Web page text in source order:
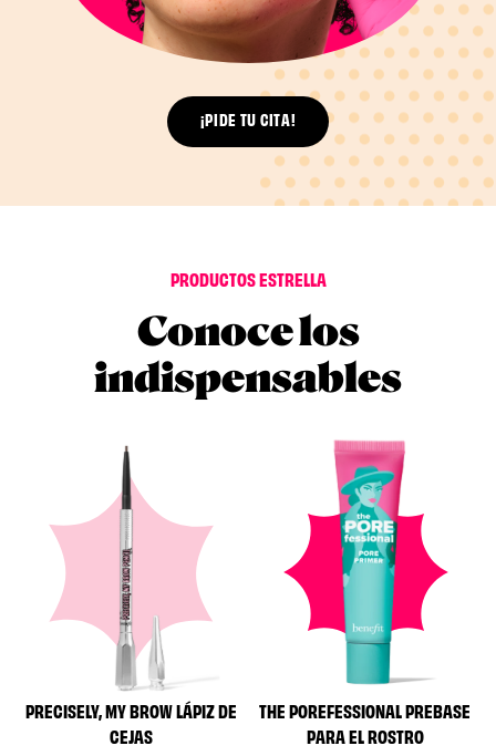
¡PIDE TU CITA!
PRODUCTOS ESTRELLA
Conoce los
indispensables
PRECISELY, MY BROW LÁPIZ DE
CEJAS
THE POREFESSIONAL PREBASE
PARA EL ROSTRO